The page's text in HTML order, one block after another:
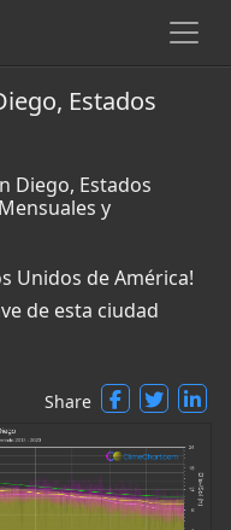
Estados
Diego, Estados
y
Unidos de América!
de esta ciudad
Share